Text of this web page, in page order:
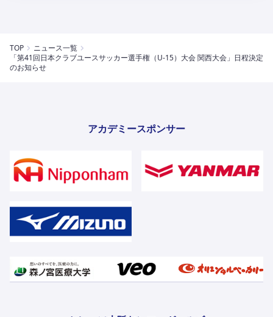
TOP
ニュース一覧
「第41回日本クラブユースサッカー選手権（U-15）大会 関西大会」日程決定
のお知らせ
アカデミースポンサー